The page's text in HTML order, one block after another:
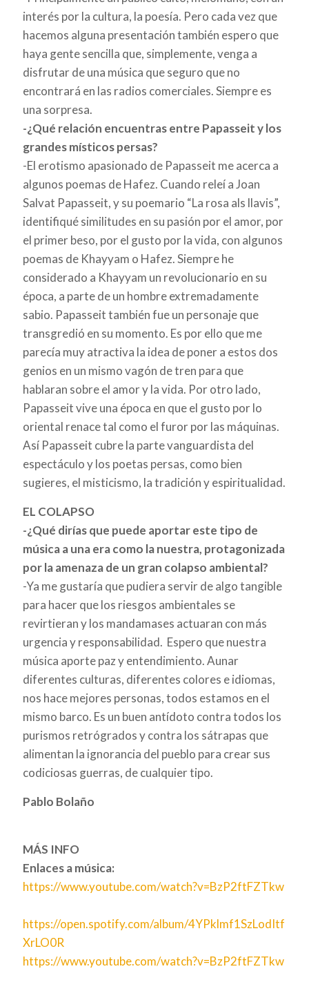
interés por la cultura, la poesía. Pero cada vez que
hacemos alguna presentación también espero que
haya gente sencilla que, simplemente, venga a
disfrutar de una música que seguro que no
encontrará en las radios comerciales. Siempre es
una sorpresa.
-¿Qué relación encuentras entre Papasseit y los
grandes místicos persas?
-El erotismo apasionado de Papasseit me acerca a
algunos poemas de Hafez. Cuando releí a Joan
Salvat Papasseit, y su poemario “La rosa als llavis”,
identifiqué similitudes en su pasión por el amor, por
el primer beso, por el gusto por la vida, con algunos
poemas de Khayyam o Hafez. Siempre he
considerado a Khayyam un revolucionario en su
época, a parte de un hombre extremadamente
sabio. Papasseit también fue un personaje que
transgredió en su momento. Es por ello que me
parecía muy atractiva la idea de poner a estos dos
genios en un mismo vagón de tren para que
hablaran sobre el amor y la vida. Por otro lado,
Papasseit vive una época en que el gusto por lo
oriental renace tal como el furor por las máquinas.
Así Papasseit cubre la parte vanguardista del
espectáculo y los poetas persas, como bien
sugieres, el misticismo, la tradición y espiritualidad.
EL COLAPSO
-¿Qué dirías que puede aportar este tipo de
música a una era como la nuestra, protagonizada
por la amenaza de un gran colapso ambiental?
-Ya me gustaría que pudiera servir de algo tangible
para hacer que los riesgos ambientales se
revirtieran y los mandamases actuaran con más
urgencia y responsabilidad. Espero que nuestra
música aporte paz y entendimiento. Aunar
diferentes culturas, diferentes colores e idiomas,
nos hace mejores personas, todos estamos en el
mismo barco. Es un buen antídoto contra todos los
purismos retrógrados y contra los sátrapas que
alimentan la ignorancia del pueblo para crear sus
codiciosas guerras, de cualquier tipo.
Pablo Bolaño
MÁS INFO
Enlaces a música:
https://www.youtube.com/watch?v=BzP2ftFZTkw
https://open.spotify.com/album/4YPklmf1SzLodItf
XrLO0R
https://www.youtube.com/watch?v=BzP2ftFZTkw